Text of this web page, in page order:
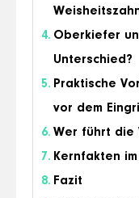
Oberkiefer
Unterschied?
Praktische
vor dem
Wer führt die
Kernfakten
Fazit